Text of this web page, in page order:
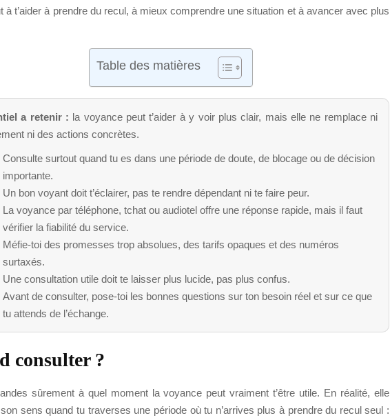
à t’aider à prendre du recul, à mieux comprendre une situation et à avancer avec plus
Table des matières
a retenir : la voyance peut t’aider à y voir plus clair, mais elle ne remplace ni
ni des actions concrètes.
Consulte surtout quand tu es dans une période de doute, de blocage ou de décision
importante.
Un bon voyant doit t’éclairer, pas te rendre dépendant ni te faire peur.
La voyance par téléphone, tchat ou audiotel offre une réponse rapide, mais il faut
vérifier la fiabilité du service.
Méfie-toi des promesses trop absolues, des tarifs opaques et des numéros
surtaxés.
Une consultation utile doit te laisser plus lucide, pas plus confus.
Avant de consulter, pose-toi les bonnes questions sur ton besoin réel et sur ce que
tu attends de l’échange.
consulter ?
sûrement à quel moment la voyance peut vraiment t’être utile. En réalité, elle
sens quand tu traverses une période où tu n’arrives plus à prendre du recul seul :